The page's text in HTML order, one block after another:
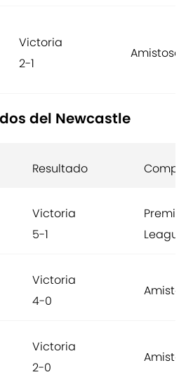
Victoria
2-1
Amistoso
del Newcastle
Resultado
Victoria
5-1
Premier
League
Victoria
4-0
Victoria
2-0